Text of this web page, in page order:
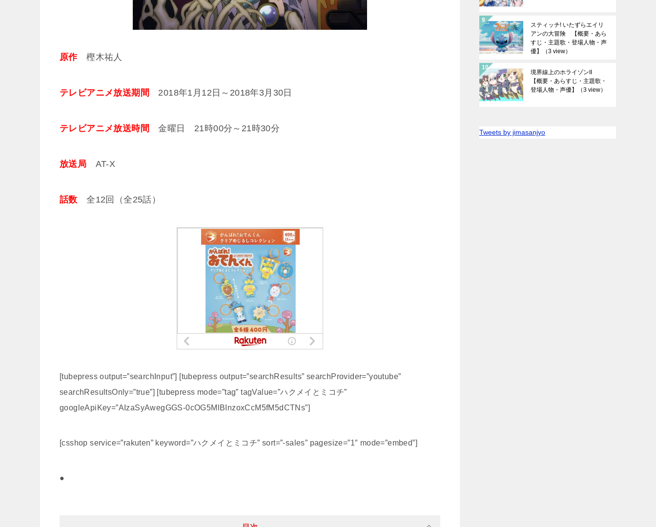
原作樫木祐人
テレビアニメ放送期間 2018年1月12日～2018年3月30日
テレビアニメ放送時間 金曜日 21時00分～21時30分
放送局 AT-X
話数 全12回（全25話）
[tubepress output=”searchInput”] [tubepress output=”searchResults” searchProvider=”youtube”
searchResultsOnly=”true”] [tubepress mode=”tag” tagValue=”ハクメイとミコチ”
googleApiKey=”AIzaSyAwegGGS-0cOG5MlBInzoxCcM5fM5dCTNs”]
[csshop service=”rakuten” keyword=”ハクメイとミコチ” sort=”-sales” pagesize=”1″ mode=”embed”]
●
スティッチ! いたずらエイリ
アンの大冒険 【概要・あら
すじ・主題歌・登場人物・声
優】
（3 view）
境界線上のホライゾンII
【概要・あらすじ・主題歌・
登場人物・声優】
（3 view）
Tweets by jimasanjyo